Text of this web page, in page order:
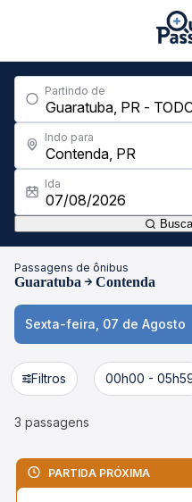
Partindo de
Indo para
Ida
Passagens de ônibus
Guaratuba Contenda
Sexta-feira, 07 de Agosto
Filtros 00h00 -
3 passagens
PARTIDA PRÓXIMA